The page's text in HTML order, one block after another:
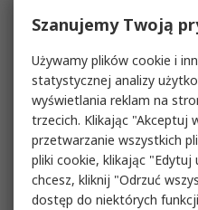
Szanujemy Twoją
Używamy plików cookie i
statystycznej analizy
wyświetlania reklam na
trzecich. Klikając "Akceptuj
przetwarzanie wszystkich
pliki cookie, klikając "Edytuj
chcesz, kliknij "Odrzuć
dostęp do niektórych